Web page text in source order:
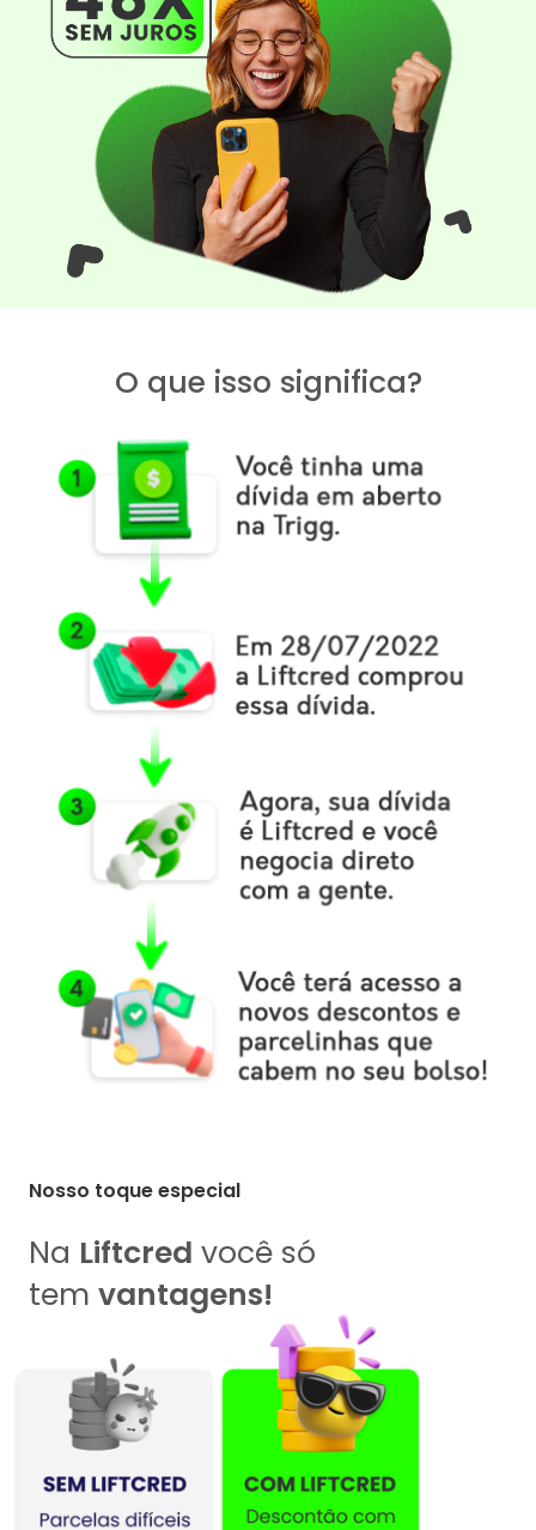
O que isso significa?
Nosso toque especial
Na Liftcred você só
tem vantagens!